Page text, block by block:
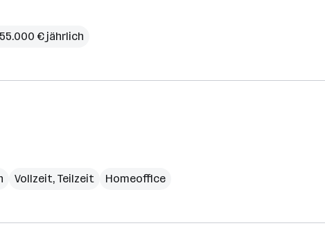
€ jährlich
Vollzeit, Teilzeit Homeoffice